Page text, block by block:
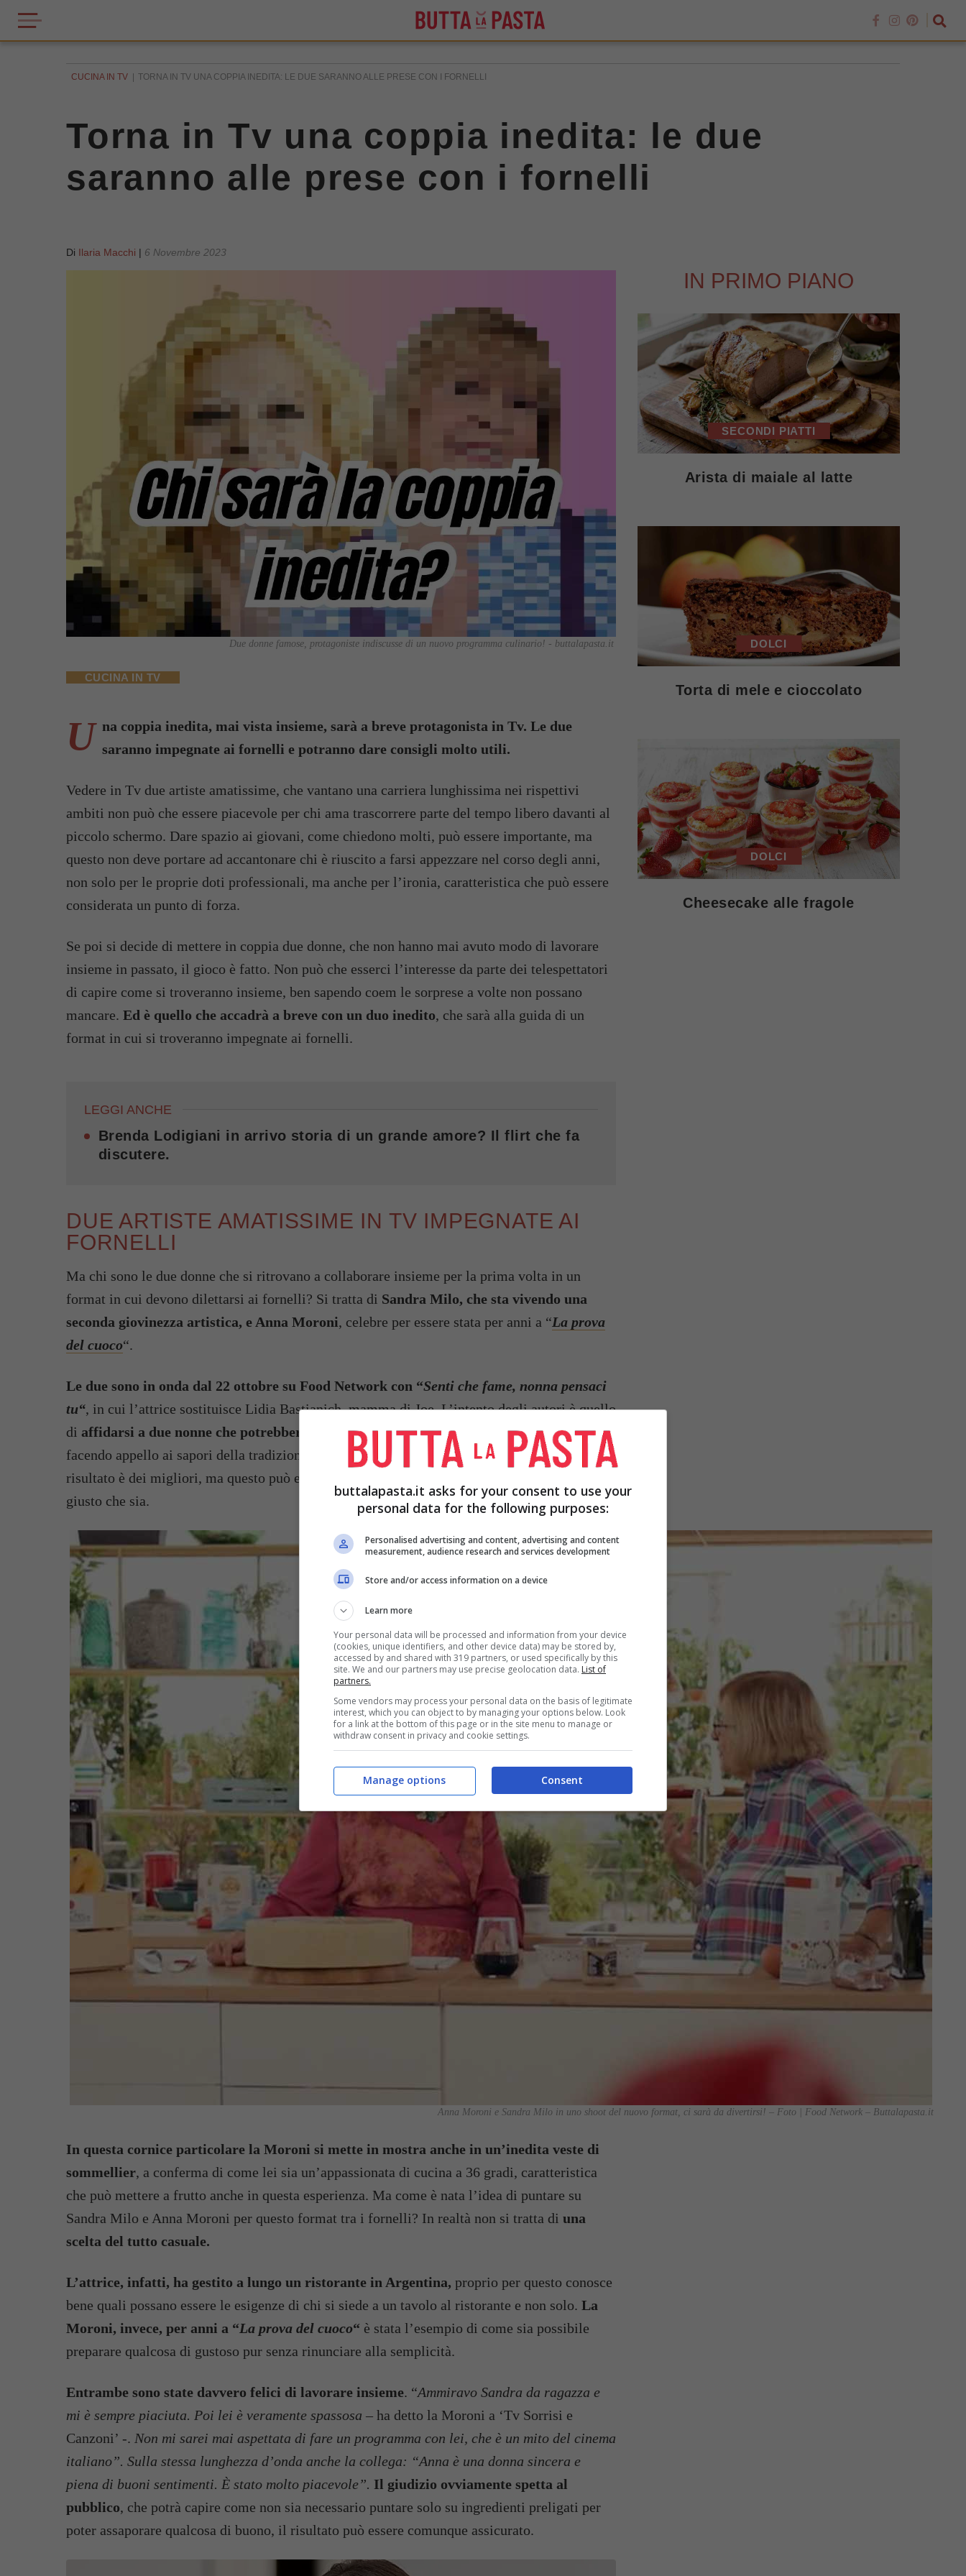
CUCINA IN TV TORNA IN TV UNA COPPIA INEDITA: LE DUE SARANNO ALLE PRESE CON I FORNELLI
Torna in Tv una coppia inedita: le due
saranno alle prese con i fornelli
Di Ilaria Macchi | 6 Novembre 2023
Due donne famose, protagoniste indiscusse di un nuovo programma culinario! - buttalapasta.it
CUCINA IN TV
U na coppia inedita, mai vista insieme, sarà a breve protagonista in Tv. Le due
saranno impegnate ai fornelli e potranno dare consigli molto utili.
Vedere in Tv due artiste amatissime, che vantano una carriera lunghissima nei rispettivi
ambiti non può che essere piacevole per chi ama trascorrere parte del tempo libero davanti al
piccolo schermo. Dare spazio ai giovani, come chiedono molti, può essere importante, ma
questo non deve portare ad accantonare chi è riuscito a farsi appezzare nel corso degli anni,
non solo per le proprie doti professionali, ma anche per l’ironia, caratteristica che può essere
considerata un punto di forza.
Se poi si decide di mettere in coppia due donne, che non hanno mai avuto modo di lavorare
insieme in passato, il gioco è fatto. Non può che esserci l’interesse da parte dei telespettatori
di capire come si troveranno insieme, ben sapendo coem le sorprese a volte non possano
mancare. Ed è quello che accadrà a breve con un duo inedito, che sarà alla guida di un
format in cui si troveranno impegnate ai fornelli.
LEGGI ANCHE
Brenda Lodigiani in arrivo storia di un grande amore? Il flirt che fa
discutere.
DUE ARTISTE AMATISSIME IN TV IMPEGNATE AI
FORNELLI
Ma chi sono le due donne che si ritrovano a collaborare insieme per la prima volta in un
format in cui devono dilettarsi ai fornelli? Si tratta di Sandra Milo, che sta vivendo una
seconda giovinezza artistica, e Anna Moroni, celebre per essere stata per anni a “La prova
del cuoco“.
Le due sono in onda dal 22 ottobre su Food Network con “Senti che fame, nonna pensaci
tu“, in cui l’attrice sostituisce Lidia Bastianich, mamma di Joe. L’intento degli autori è quello
di affidarsi a due nonne che potrebbero far valere la loro esperienza in cucina , magari
facendo appello ai sapori della tradizione, che può essere interessante scoprire. Non sempre il
risultato è dei migliori, ma questo può essere l’occasione per divertirsi e sorridere, come è
giusto che sia.
Anna Moroni e Sandra Milo in uno shoot del nuovo format, ci sarà da divertirsi! – Foto | Food Network – Buttalapasta.it
In questa cornice particolare la Moroni si mette in mostra anche in un’inedita veste di
sommellier, a conferma di come lei sia un’appassionata di cucina a 36 gradi, caratteristica
che può mettere a frutto anche in questa esperienza. Ma come è nata l’idea di puntare su
Sandra Milo e Anna Moroni per questo format tra i fornelli? In realtà non si tratta di una
scelta del tutto casuale.
L’attrice, infatti, ha gestito a lungo un ristorante in Argentina, proprio per questo conosce
bene quali possano essere le esigenze di chi si siede a un tavolo al ristorante e non solo. La
Moroni, invece, per anni a “La prova del cuoco“ è stata l’esempio di come sia possibile
preparare qualcosa di gustoso pur senza rinunciare alla semplicità.
Entrambe sono state davvero felici di lavorare insieme. “Ammiravo Sandra da ragazza e
mi è sempre piaciuta. Poi lei è veramente spassosa – ha detto la Moroni a ‘Tv Sorrisi e
Canzoni’ -. Non mi sarei mai aspettata di fare un programma con lei, che è un mito del cinema
italiano”. Sulla stessa lunghezza d’onda anche la collega: “Anna è una donna sincera e
piena di buoni sentimenti. È stato molto piacevole”. Il giudizio ovviamente spetta al
pubblico, che potrà capire come non sia necessario puntare solo su ingredienti preligati per
poter assaporare qualcosa di buono, il risultato può essere comunque assicurato.
IN PRIMO PIANO
SECONDI PIATTI
Arista di maiale al latte
DOLCI
Torta di mele e cioccolato
DOLCI
Cheesecake alle fragole
buttalapasta.it asks for your consent to use your
personal data for the following purposes:
Personalised advertising and content, advertising and content
measurement, audience research and services development
Store and/or access information on a device
Learn more
Your personal data will be processed and information from your device
(cookies, unique identifiers, and other device data) may be stored by,
accessed by and shared with 319 partners, or used specifically by this
site. We and our partners may use precise geolocation data. List of
partners.
Some vendors may process your personal data on the basis of legitimate
interest, which you can object to by managing your options below. Look
for a link at the bottom of this page or in the site menu to manage or
withdraw consent in privacy and cookie settings.
Consent
Manage options